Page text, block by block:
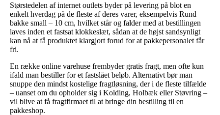
Størstedelen af internet outlets byder på levering på blot en
enkelt hverdag på de fleste af deres varer, eksempelvis Rund
bakke small – 10 cm, hvilket står og falder med at bestillingen
laves inden et fastsat klokkeslæt, sådan at de højst sandsynligt
kan nå at få produktet klargjort forud for at pakkepersonalet får
fri.
En række online varehuse frembyder gratis fragt, men ofte kun
ifald man bestiller for et fastslået beløb. Alternativt bør man
snuppe den mindst kostelige fragtløsning, der i de fleste tilfælde
– uanset om du opholder sig i Kolding, Holbæk eller Støvring –
vil blive at få fragtfirmaet til at bringe din bestilling til en
pakkeshop.